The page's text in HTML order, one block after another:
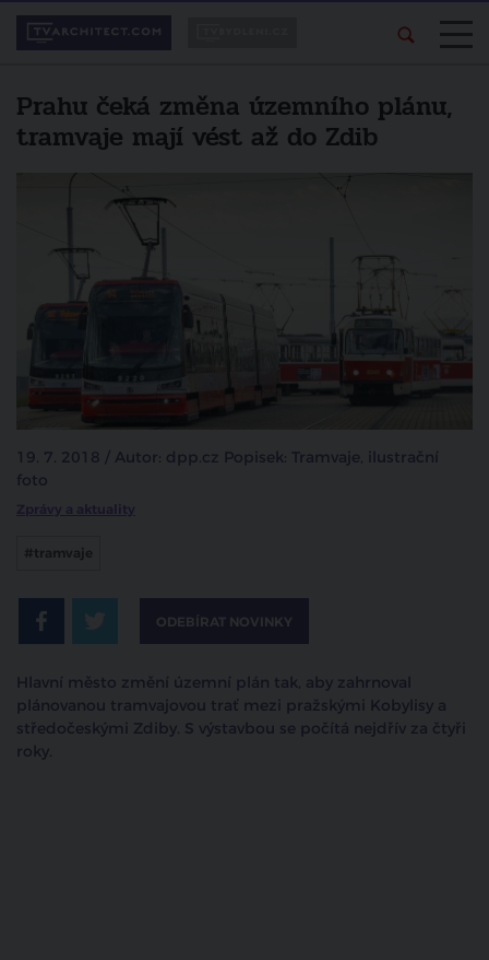
Prahu čeká změna územního plánu,
tramvaje mají vést až do Zdib
19. 7. 2018 / Autor: dpp.cz Popisek: Tramvaje, ilustrační
foto
Zprávy a aktuality
#tramvaje
ODEBÍRAT NOVINKY
Hlavní město změní územní plán tak, aby zahrnoval
plánovanou tramvajovou trať mezi pražskými Kobylisy a
středočeskými Zdiby. S výstavbou se počítá nejdřív za čtyři
roky.